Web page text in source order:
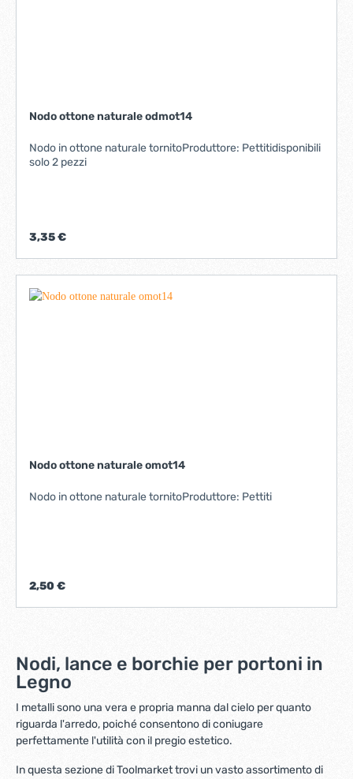
Nodo ottone naturale odmot14
Nodo in ottone naturale tornitoProduttore: Pettitidisponibili
solo 2 pezzi
3,35 €
Nodo ottone naturale omot14
Nodo in ottone naturale tornitoProduttore: Pettiti
2,50 €
Nodi, lance e borchie per portoni in
Legno
I metalli sono una vera e propria manna dal cielo per quanto
riguarda l'arredo, poiché consentono di coniugare
perfettamente l'utilità con il pregio estetico.
In questa sezione di Toolmarket trovi un vasto assortimento di